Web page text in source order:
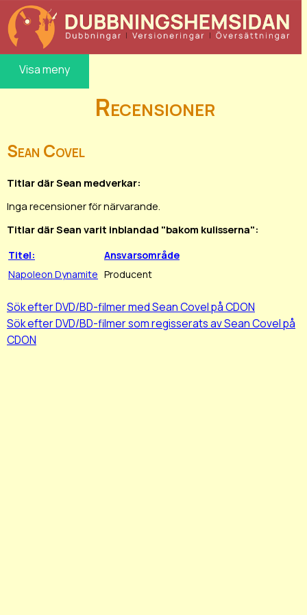
Visa meny
Recensioner
Sean Covel
Titlar där Sean medverkar:
Inga recensioner för närvarande.
Titlar där Sean varit inblandad "bakom kulisserna":
Titel:
Ansvarsområde
Napoleon Dynamite Producent
Sök efter DVD/BD-filmer med Sean Covel på CDON
Sök efter DVD/BD-filmer som regisserats av Sean Covel på
CDON